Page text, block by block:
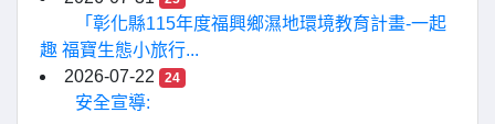
「彰化縣115年度福興鄉濕地環境教育計畫-一起
趣 福寶生態小旅行...
2026-07-22
24
安全宣導: